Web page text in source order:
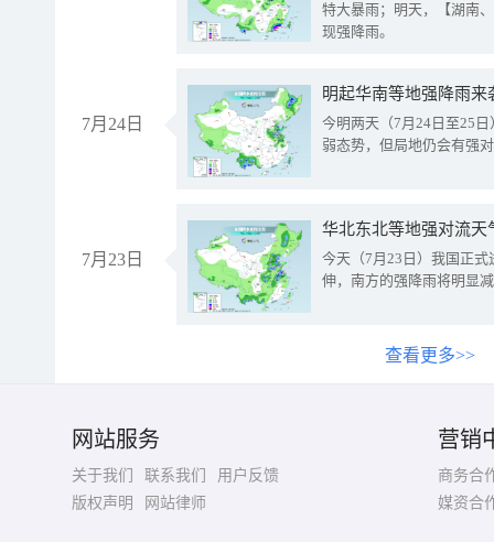
特大暴雨；明天，【湖南
现强降雨。
7月24日
明起华南等地强降雨
今明两天（7月24日至25
弱态势，但局地仍会有强
7月23日
华北东北等地强对流天
今天（7月23日）我国正
伸，南方的强降雨将明显
查看更多>>
网站服务
关于我们 联系我们
用户反馈
版权声明
网站律师
营销
商务合
媒资合